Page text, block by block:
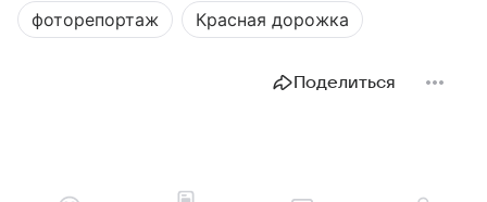
фоторепортаж Красная дорожка
Поделиться